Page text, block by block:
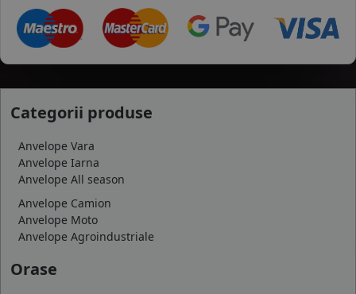
Categorii produse
Anvelope Vara
Anvelope Iarna
Anvelope All season
Anvelope Camion
Anvelope Moto
Anvelope Agroindustriale
Orase